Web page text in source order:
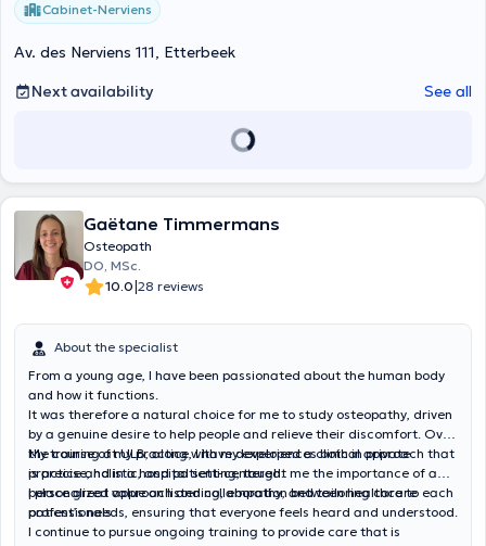
Cabinet-Nerviens
Av. des Nerviens 111, Etterbeek
Next availability
See all
Gaëtane Timmermans
Osteopath
DO, MSc.
10.0|28 reviews
About the specialist
From a young age, I have been passionated about the human body
and how it functions.
It was therefore a natural choice for me to study osteopathy, driven
by a genuine desire to help people and relieve their discomfort. Over
the course of my practice, I have developed a clinical approach that
is precise, holistic, and patient-centered.
My training at ULB, along with my experiences both in private
practice and in a hospital setting, taught me the importance of a
personalized approach and collaboration between healthcare
professionals.
I place great value on listening, empathy, and tailoring care to each
patient’s needs, ensuring that everyone feels heard and understood.
I continue to pursue ongoing training to provide care that is